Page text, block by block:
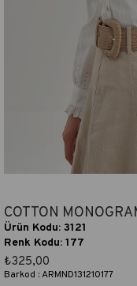
Ürün Kodu: 3121
Renk Kodu: 177
₺325,00
Barkod :ARMND131210177